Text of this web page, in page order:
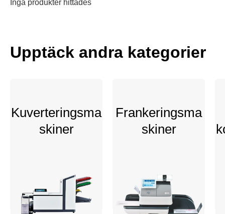
Inga produkter hittades
Upptäck andra kategorier
Kuverteringsma
skiner
Frankeringsma
skiner